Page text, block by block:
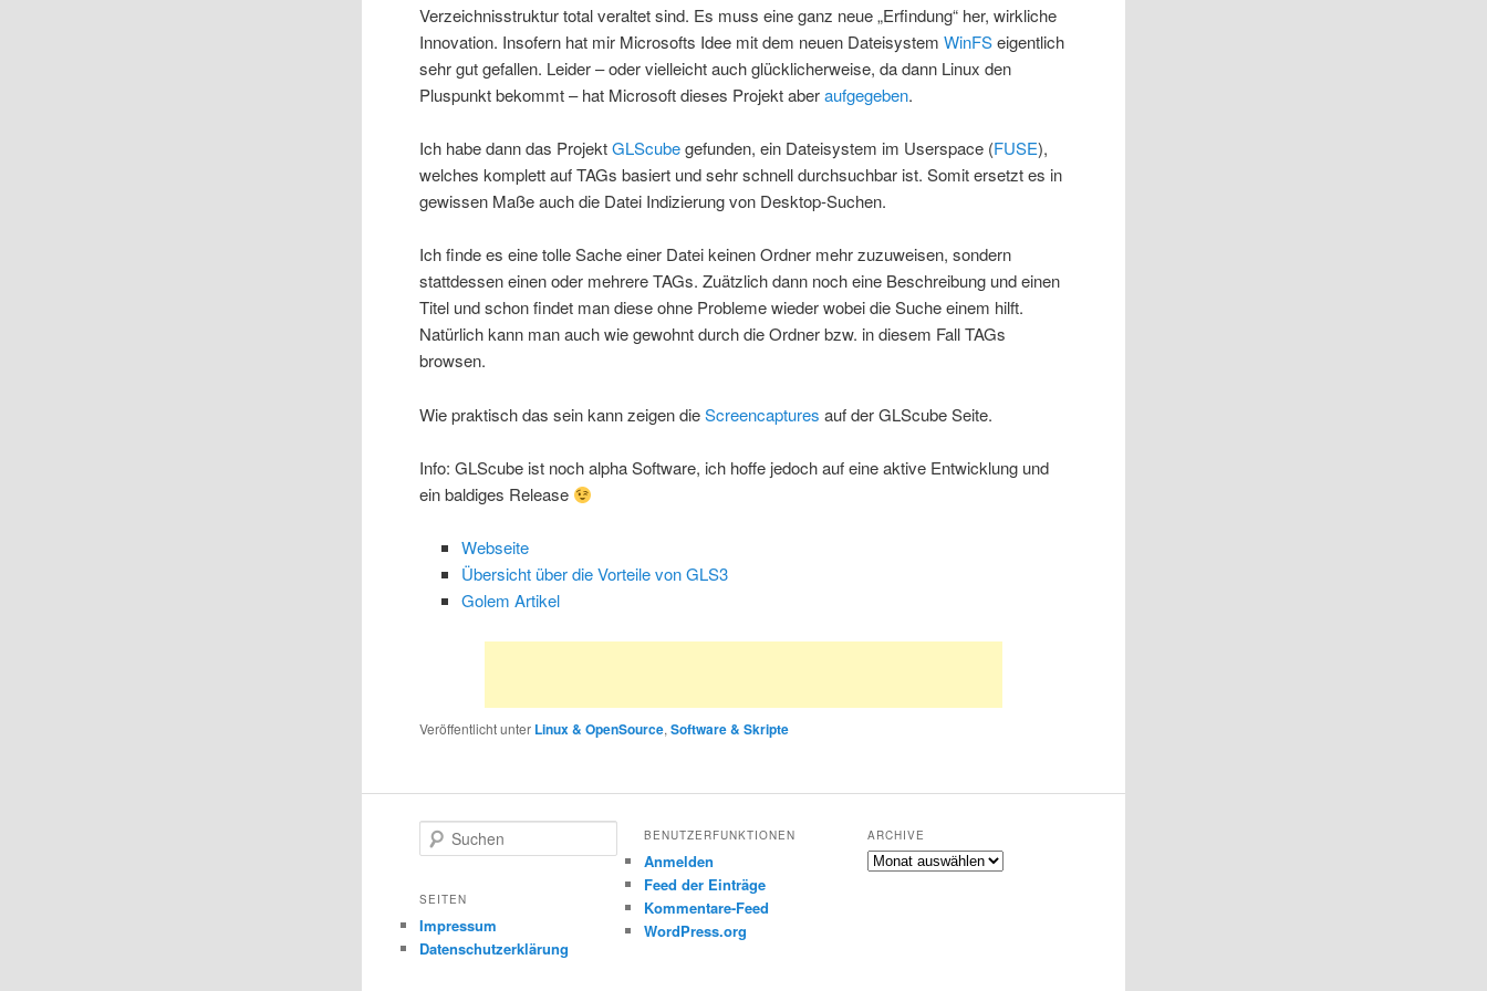
Verzeichnisstruktur total veraltet sind. Es muss eine ganz neue „Erfindung“ her, wirkliche
Innovation. Insofern hat mir Microsofts Idee mit dem neuen DateisystemWinFSeigentlich
sehr gut gefallen. Leider – oder vielleicht auch glücklicherweise, da dann Linux den
Pluspunkt bekommt – hat Microsoft dieses Projekt aberaufgegeben.
Ich habe dann das ProjektGLScubegefunden, ein Dateisystem im Userspace (FUSE),
welches komplett auf TAGs basiert und sehr schnell durchsuchbar ist. Somit ersetzt es in
gewissen Maße auch die Datei Indizierung von Desktop-Suchen.
Ich finde es eine tolle Sache einer Datei keinen Ordner mehr zuzuweisen, sondern
stattdessen einen oder mehrere TAGs. Zuätzlich dann noch eine Beschreibung und einen
Titel und schon findet man diese ohne Probleme wieder wobei die Suche einem hilft.
Natürlich kann man auch wie gewohnt durch die Ordner bzw. in diesem Fall TAGs
browsen.
Wie praktisch das sein kann zeigen dieScreencaptures auf der GLScube Seite.
Info: GLScube ist noch alpha Software, ich hoffe jedoch auf eine aktive Entwicklung und
ein baldiges Release
Webseite
Übersicht über die Vorteile von GLS3
Golem Artikel
Veröffentlicht unter Linux & OpenSource,Software & Skripte
u
h
n
SEITEN
Impressum
Datenschutzerklärung
BENUTZERFUNKTIONEN
Anmelden
Feed der Einträge
Kommentare-Feed
WordPress.org
ARCHIVE
Archive